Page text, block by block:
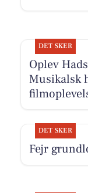
DET SKER
Oplev
Musikalsk
DET SKER
Fejr